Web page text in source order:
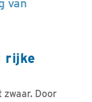
van
rijke
Door